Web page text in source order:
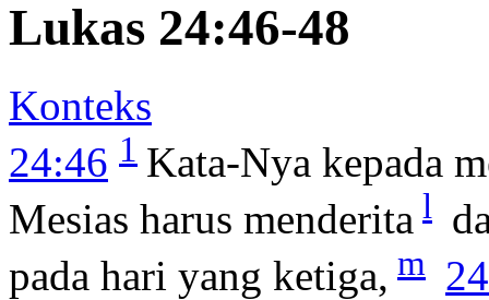
Lukas 24:46-48
Konteks
24:46 1 Kata-Nya kepada
Mesias harus menderita l
pada hari yang ketiga, m